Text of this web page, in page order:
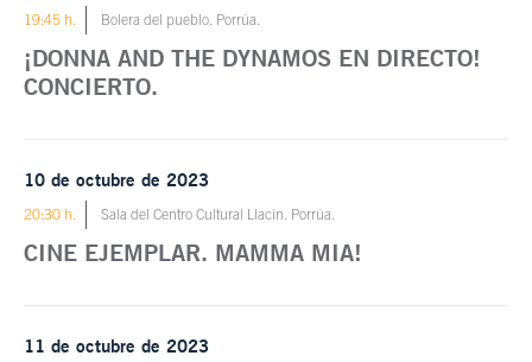
19:45 h. Bolera del pueblo. Porrúa.
¡DONNA AND THE DYNAMOS EN DIRECTO!
CONCIERTO.
10 de octubre de 2023
20:30 h. Sala del Centro Cultural Llacín. Porrúa.
CINE EJEMPLAR. MAMMA MIA!
11 de octubre de 2023